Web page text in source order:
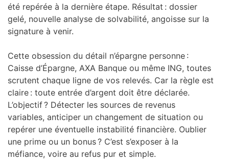
été repérée à la dernière étape. Résultat : dossier
gelé, nouvelle analyse de solvabilité, angoisse sur la
signature à venir.
Cette obsession du détail n’épargne personne :
Caisse d’Épargne, AXA Banque ou même ING, toutes
scrutent chaque ligne de vos relevés. Car la règle est
claire : toute entrée d’argent doit être déclarée.
L’objectif ? Détecter les sources de revenus
variables, anticiper un changement de situation ou
repérer une éventuelle instabilité financière. Oublier
une prime ou un bonus ? C’est s’exposer à la
méfiance, voire au refus pur et simple.